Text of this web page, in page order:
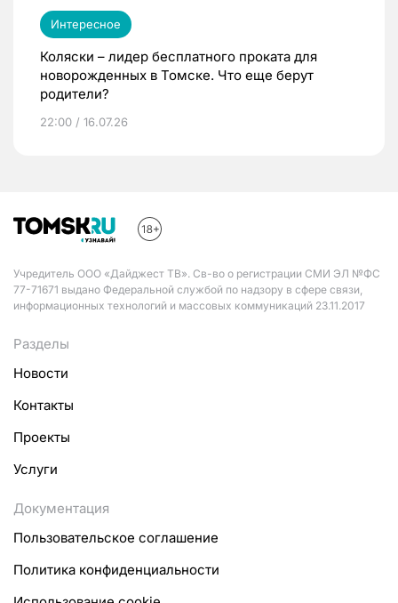
Интересное
Коляски – лидер бесплатного проката для
новорожденных в Томске. Что еще берут
родители?
22:00 / 16.07.26
Учредитель ООО «Дайджест ТВ». Св-во о регистрации СМИ ЭЛ №ФС
77-71671 выдано Федеральной службой по надзору в сфере связи,
информационных технологий и массовых коммуникаций 23.11.2017
Разделы
Новости
Контакты
Проекты
Услуги
Документация
Пользовательское соглашение
Политика конфиденциальности